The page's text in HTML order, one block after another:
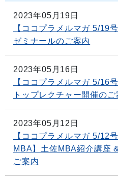
2023年05月19日
【ココプラメルマガ 5/19
ゼミナールのご案内
2023年05月16日
【ココプラメルマガ 5/16
トップレクチャー開催のご
2023年05月12日
【ココプラメルマガ 5/
MBA】土佐MBA紹介講座
ご案内